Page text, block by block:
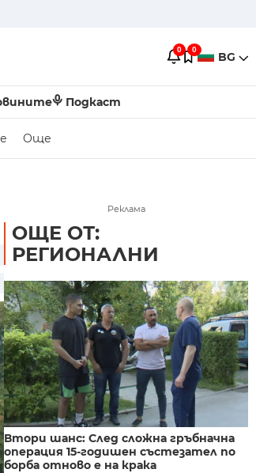
0 0 BG
Подкаст
Още
Реклама
ОЩЕ ОТ:
РЕГИОНАЛНИ
Втори шанс: След сложна гръбначна
операция 15-годишен състезател по
борба отново е на крака